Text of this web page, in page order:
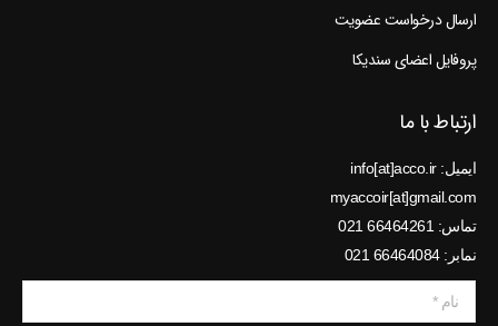
ارسال درخواست عضویت
پروفایل اعضای سندیکا
ارتباط با ما
ایمیل: info[at]acco.ir
myaccoir[at]gmail.com
تماس: 66464261 021
نمابر: 66464084 021
نام *